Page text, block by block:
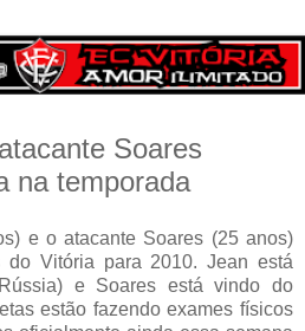
Soares
na temporada
e o atacante Soares (25 anos)
do Vitória para 2010. Jean está
e Soares está vindo do
estão fazendo exames físicos